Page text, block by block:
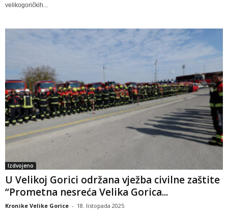
velikogoričkih...
Izdvojeno
U Velikoj Gorici održana vježba civilne zaštite
“Prometna nesreća Velika Gorica...
Kronike Velike Gorice - 18. listopada 2025